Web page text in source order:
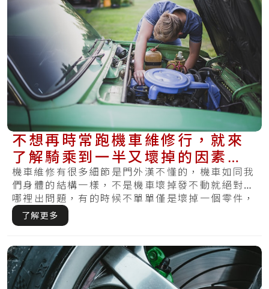
不想再時常跑機車維修行，就來
了解騎乘到一半又壞掉的因素＆
平時的保養方式
機車維修有很多細節是門外漢不懂的，機車如同我
們身體的結構一樣，不是機車壞掉發不動就絕對是
哪裡出問題，有的時候不單單僅是壞掉一個零件，
反而.....
了解更多